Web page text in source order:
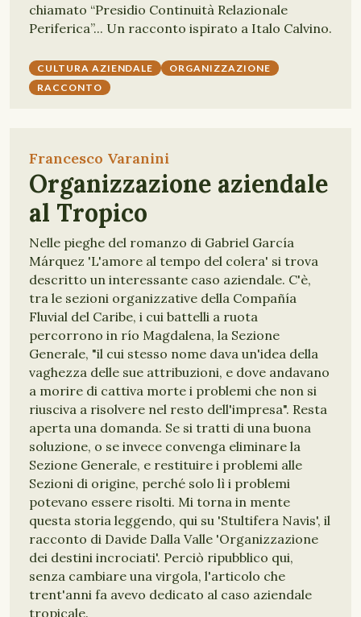
chiamato “Presidio Continuità Relazionale
Periferica”... Un racconto ispirato a Italo Calvino.
CULTURA AZIENDALE
ORGANIZZAZIONE
RACCONTO
Francesco Varanini
Organizzazione aziendale
al Tropico
Nelle pieghe del romanzo di Gabriel García
Márquez 'L'amore al tempo del colera' si trova
descritto un interessante caso aziendale. C'è,
tra le sezioni organizzative della Compañía
Fluvial del Caribe, i cui battelli a ruota
percorrono in río Magdalena, la Sezione
Generale, "il cui stesso nome dava un'idea della
vaghezza delle sue attribuzioni, e dove andavano
a morire di cattiva morte i problemi che non si
riusciva a risolvere nel resto dell'impresa". Resta
aperta una domanda. Se si tratti di una buona
soluzione, o se invece convenga eliminare la
Sezione Generale, e restituire i problemi alle
Sezioni di origine, perché solo lì i problemi
potevano essere risolti. Mi torna in mente
questa storia leggendo, qui su 'Stultifera Navis', il
racconto di Davide Dalla Valle 'Organizzazione
dei destini incrociati'. Perciò ripubblico qui,
senza cambiare una virgola, l'articolo che
trent'anni fa avevo dedicato al caso aziendale
tropicale.